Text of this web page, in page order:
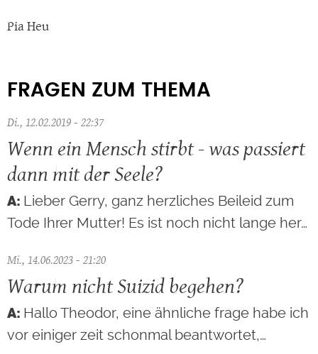
Pia Heu
FRAGEN ZUM THEMA
Di., 12.02.2019 - 22:37
Wenn ein Mensch stirbt - was passiert
dann mit der Seele?
Lieber Gerry, ganz herzliches Beileid zum
Tode Ihrer Mutter! Es ist noch nicht lange her…
Mi., 14.06.2023 - 21:20
Warum nicht Suizid begehen?
Hallo Theodor, eine ähnliche frage habe ich
vor einiger zeit schonmal beantwortet,…